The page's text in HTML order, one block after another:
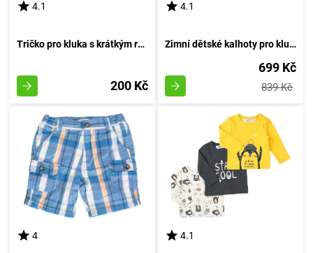
4.1
Tričko pro kluka s krátkým rukávem, značky Minoti, model Crab 1, bílé barvy - velikost 92/98 | pro věk 2-3 let
200 Kč
4.1
Zimní dětské kalhoty pro kluky, Pidilidi, PD1083-04, azurová - velikost 98 | 3 roky
699 Kč
839 Kč
4 4.1